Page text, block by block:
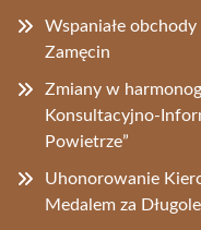
Wspaniałe
Zamęcin
Zmiany w
Konsultacyjno-
Powietrze”
Uhonorowanie
Medalem za